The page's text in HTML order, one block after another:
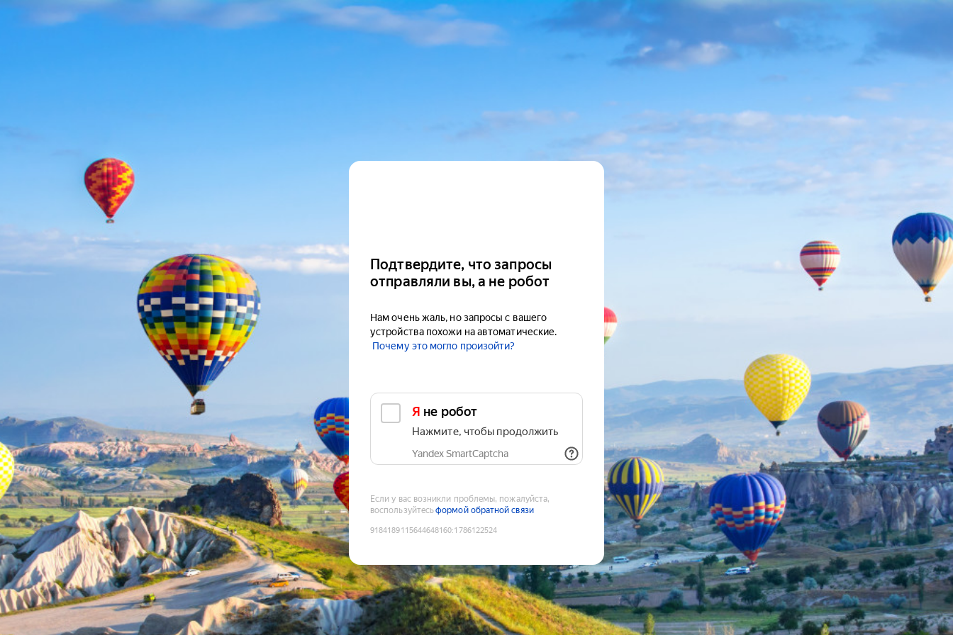
Подтвердите, что запросы
отправляли вы, а не робот
Нам очень жаль, но запросы с вашего
устройства похожи на автоматические.
Почему это могло произойти?
Я не робот
Нажмите, чтобы продолжить
Yandex SmartCaptcha
Если у вас возникли проблемы, пожалуйста,
воспользуйтесьформой обратной связи
9184189115644648160:1786122524